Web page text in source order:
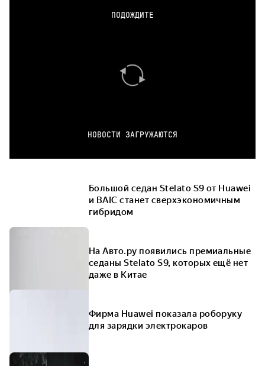
ПОДОЖДИТЕ
НОВОСТИ ЗАГРУЖАЮТСЯ
Большой седан Stelato S9 от Huawei
и BAIC станет сверхэкономичным
гибридом
На Авто.ру появились премиальные
седаны Stelato S9, которых ещё нет
даже в Китае
Фирма Huawei показала роборуку
для зарядки электрокаров